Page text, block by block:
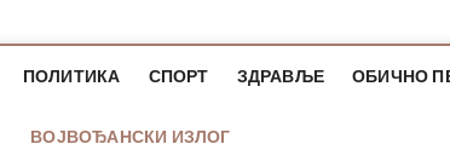
ПОЛИТИКА СПОРТ ЗДРАВЉЕ ОБИЧНО
ВОЈВОЂАНСКИ ИЗЛОГ